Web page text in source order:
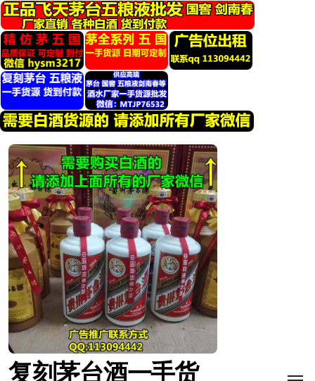
转
到
内
容
复刻茅台酒一手货